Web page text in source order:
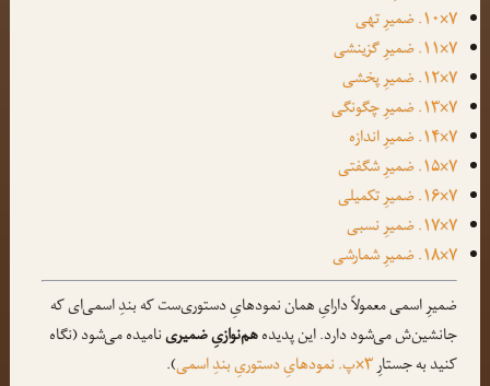
۷×۱۰. ضمیرِ تهی
۷×۱۱. ضمیرِ گزینشی
۷×۱۲. ضمیرِ پخشی
۷×۱۳. ضمیرِ چگونگی
۷×۱۴. ضمیرِ اندازه
۷×۱۵. ضمیرِ شگفتی
۷×۱۶. ضمیرِ تکمیلی
۷×۱۷. ضمیرِ نسبی
۷×۱۸. ضمیرِ شمارشی
ضمیرِ اسمی معمولاً دارایِ همان نمودهایِ دستوری‌ست که بندِ اسمی‌ای که
جانشین‌ش می‌شود دارد. این پدیدههم‌نوازیِ ضمیرینامیده می‌شود (نگاه
کنید به جستارِ۳×پ. نمودهایِ دستوریِ بندِ اسمی
).